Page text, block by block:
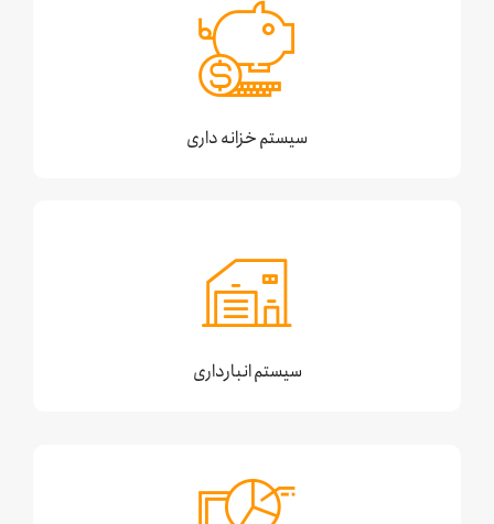
سیستم خزانه داری
سیستم انبارداری